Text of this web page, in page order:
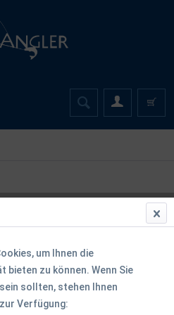
um Ihnen die
zu können. Wenn Sie
sollten, stehen Ihnen
Verfügung: